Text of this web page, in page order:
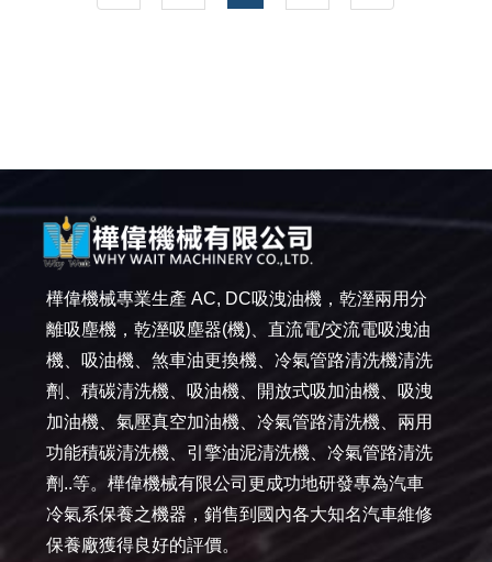
樺偉機械專業生產 AC, DC吸洩油機，乾溼兩用分
離吸塵機，乾溼吸塵器(機)、直流電/交流電吸洩油
機、吸油機、煞車油更換機、冷氣管路清洗機清洗
劑、積碳清洗機、吸油機、開放式吸加油機、吸洩
加油機、氣壓真空加油機、冷氣管路清洗機、兩用
功能積碳清洗機、引擎油泥清洗機、冷氣管路清洗
劑..等。樺偉機械有限公司更成功地研發專為汽車
冷氣系保養之機器，銷售到國內各大知名汽車維修
保養廠獲得良好的評價。